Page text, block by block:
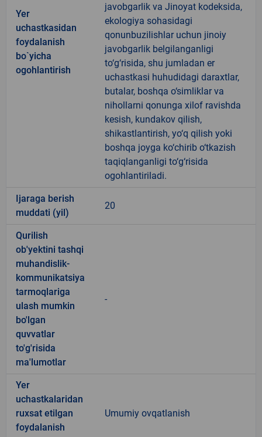
Yer
uchastkasidan
foydalanish
bo`yicha
ogohlantirish
javobgarlik va Jinoyat kodeksida,
ekologiya sohasidagi
qonunbuzilishlar uchun jinoiy
javobgarlik belgilanganligi
to‘g‘risida, shu jumladan er
uchastkasi huhudidagi daraxtlar,
butalar, boshqa o‘simliklar va
nihollarni qonunga xilof ravishda
kesish, kundakov qilish,
shikastlantirish, yo‘q qilish yoki
boshqa joyga ko‘chirib o‘tkazish
taqiqlanganligi to‘g‘risida
ogohlantiriladi.
Ijaraga berish
muddati (yil)
20
Qurilish
ob'yektini tashqi
muhandislik-
kommunikatsiya
tarmoqlariga
ulash mumkin
bo'lgan
quvvatlar
to'g'risida
ma'lumotlar
-
Yer
uchastkalaridan
ruxsat etilgan
foydalanish
Umumiy ovqatlanish